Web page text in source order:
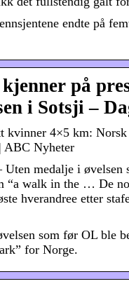
endte på
på
i Sotsji –
kvinner 4×5 km:
ABC Nyheter
medalje i øvelsen
“a walk in the … De
hverandree etter
som før OL ble
for Norge.